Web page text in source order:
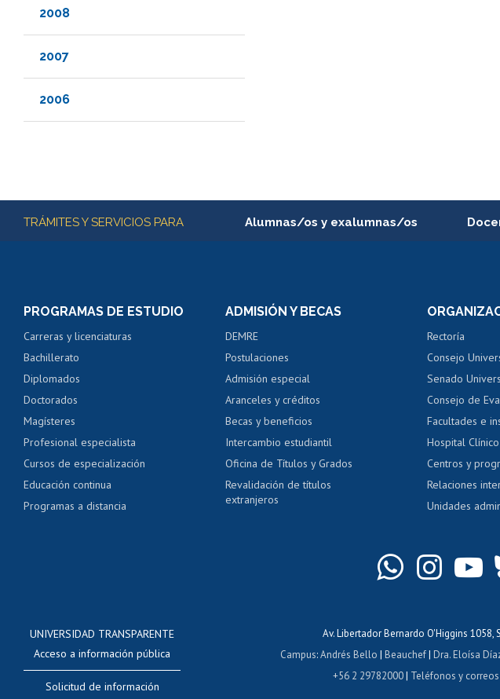
2008
2007
2006
Más información
TRÁMITES Y SERVICIOS PARA Alumnas/os y exalumnas/os
Servicio médico y dental
Pago de arancel y crédito alumnos
Pago de arancel y crédito exalumnos
Certificado de títulos y grados
Mi Uchile Ayuda tecnológica
PROGRAMAS DE ESTUDIO
Carreras y licenciaturas
Bachillerato
Diplomados
Doctorados
Magísteres
Profesional especialista
Cursos de especialización
Educación continua
Programas a distancia
ADMISIÓN Y BECAS
DEMRE
Postulaciones
Admisión especial
Aranceles y créditos
Becas y beneficios
Intercambio estudiantil
Oficina de Títulos y Grados
Revalidación de títulos
extranjeros
Rectoría
Consejo
Senado
Consejo de
Facultades e
Hospital Clínico
Centros y
Relaciones
Unidades
UNIVERSIDAD TRANSPARENTE
Acceso a información pública
Solicitud de información
Av. Libertador Bernardo O'Higgins 1058,
Campus:Andrés Bello | Beauchef| Dra. Eloísa
+56 2 29782000| Teléfonos y correos